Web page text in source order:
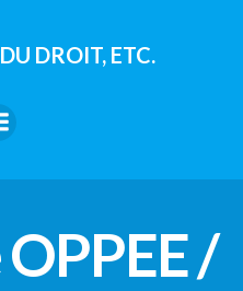
contenuDROIT, ETC.
/